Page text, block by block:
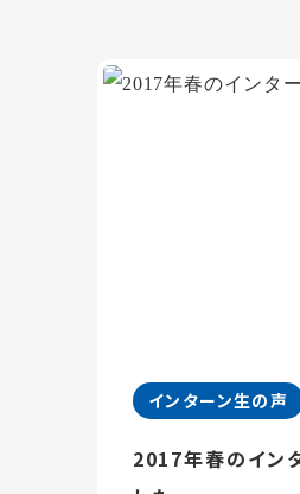
インターン生の声
2017年春のイン